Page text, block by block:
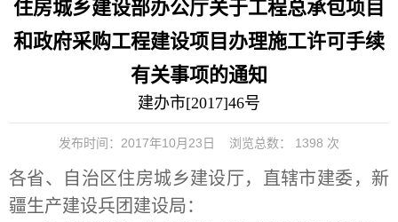
住房城乡建设部办公厅关于工程总承包项目
和政府采购工程建设项目办理施工许可手续
有关事项的通知
建办市[2017]46号
发布时间：2017年10月23日 浏览总数： 1398 次
各省、自治区住房城乡建设厅，直辖市建委，新
疆生产建设兵团建设局：